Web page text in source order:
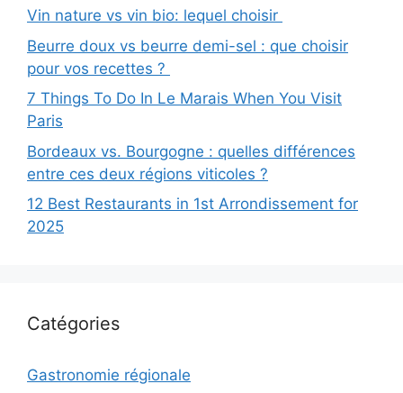
Vin nature vs vin bio: lequel choisir
Beurre doux vs beurre demi-sel : que choisir
pour vos recettes ?
7 Things To Do In Le Marais When You Visit
Paris
Bordeaux vs. Bourgogne : quelles différences
entre ces deux régions viticoles ?
12 Best Restaurants in 1st Arrondissement for
2025
Catégories
Gastronomie régionale